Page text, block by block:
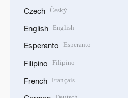
Czech Český
English English
Esperanto Esperanto
Filipino Filipino
French Français